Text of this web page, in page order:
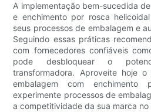
A implementação bem-sucedida
e enchimento por rosca
seus processos de embalagem e
Seguindo essas práticas
com fornecedores confiáveis
pode desbloquear o
transformadora. Aproveite hoje
embalagem com
experimente processos de
a competitividade da sua marca no